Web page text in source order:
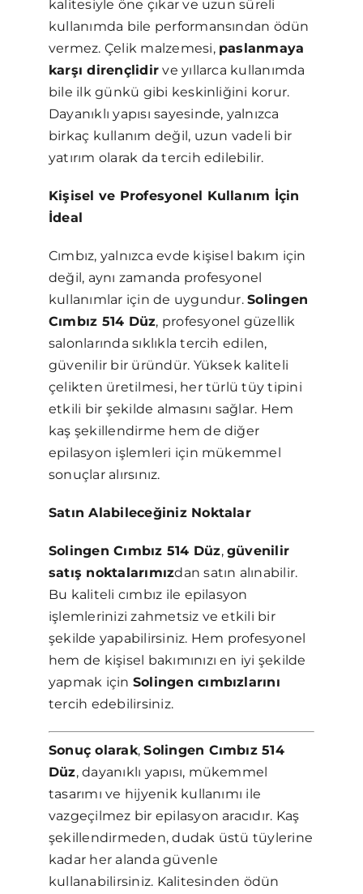
kalitesiyle öne çıkar ve uzun süreli
kullanımda bile performansından ödün
vermez. Çelik malzemesi, paslanmaya
karşı dirençlidir ve yıllarca kullanımda
bile ilk günkü gibi keskinliğini korur.
Dayanıklı yapısı sayesinde, yalnızca
birkaç kullanım değil, uzun vadeli bir
yatırım olarak da tercih edilebilir.
Kişisel ve Profesyonel Kullanım İçin
İdeal
Cımbız, yalnızca evde kişisel bakım için
değil, aynı zamanda profesyonel
kullanımlar için de uygundur.Solingen
Cımbız 514 Düz, profesyonel güzellik
salonlarında sıklıkla tercih edilen,
güvenilir bir üründür. Yüksek kaliteli
çelikten üretilmesi, her türlü tüy tipini
etkili bir şekilde almasını sağlar. Hem
kaş şekillendirme hem de diğer
epilasyon işlemleri için mükemmel
sonuçlar alırsınız.
Satın Alabileceğiniz Noktalar
Solingen Cımbız 514 Düz,güvenilir
satış noktalarımızdan satın alınabilir.
Bu kaliteli cımbız ile epilasyon
işlemlerinizi zahmetsiz ve etkili bir
şekilde yapabilirsiniz. Hem profesyonel
hem de kişisel bakımınızı en iyi şekilde
yapmak için Solingen cımbızlarını
tercih edebilirsiniz.
Sonuç olarak,Solingen Cımbız 514
Düz, dayanıklı yapısı, mükemmel
tasarımı ve hijyenik kullanımı ile
vazgeçilmez bir epilasyon aracıdır. Kaş
şekillendirmeden, dudak üstü tüylerine
kadar her alanda güvenle
kullanabilirsiniz. Kalitesinden ödün